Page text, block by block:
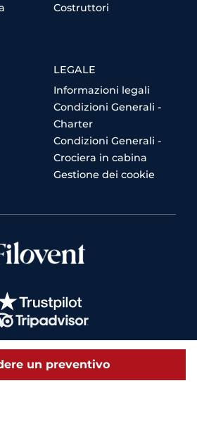
un preventivo
Costruttori
LEGALE
Informazioni legali
Condizioni Generali -
Charter
Condizioni Generali -
Crociera in cabina
Gestione dei cookie
© 2026 Filovent